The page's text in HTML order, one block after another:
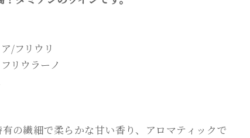
/フリウリ
リウラーノ
の繊細で柔らかな甘い香り、アロマティックで